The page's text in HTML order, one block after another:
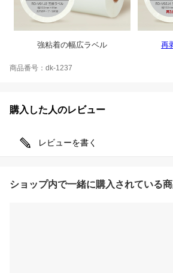
強粘着の幅広ラベル 再
商品番号：dk-1237
購入した人のレビュー
レビューを書く
ショップ内で一緒に購入されている